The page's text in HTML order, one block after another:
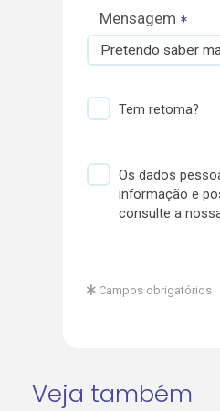
Mensagem
Pretendo saber
Tem retoma?
Os dados
informação e
consulte a
Campos obrigatórios
Veja também